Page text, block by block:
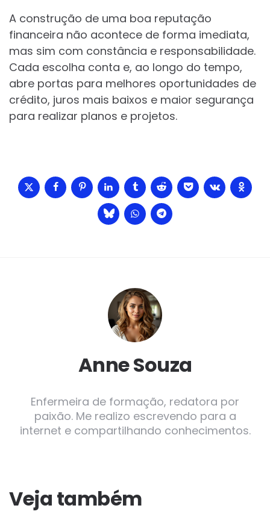
A construção de uma boa reputação
financeira não acontece de forma imediata,
mas sim com constância e responsabilidade.
Cada escolha conta e, ao longo do tempo,
abre portas para melhores oportunidades de
crédito, juros mais baixos e maior segurança
para realizar planos e projetos.
Anne Souza
Enfermeira de formação, redatora por
paixão. Me realizo escrevendo para a
internet e compartilhando conhecimentos.
Veja também